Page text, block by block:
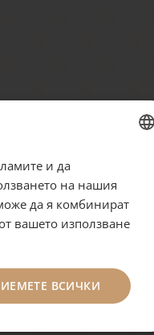
ENGLISH
и да
на нашия
да я комбинират
вашето използване
ВСИЧКИ